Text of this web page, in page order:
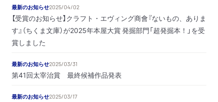
最新のお知らせ2025/04/02
【受賞のお知らせ】クラフト・エヴィング商會『ないもの、ありま
す』（ちくま文庫）が2025年本屋大賞 発掘部門「超発掘本！」を受
賞しました
最新のお知らせ2025/03/31
第41回太宰治賞 最終候補作品発表
最新のお知らせ2025/03/17